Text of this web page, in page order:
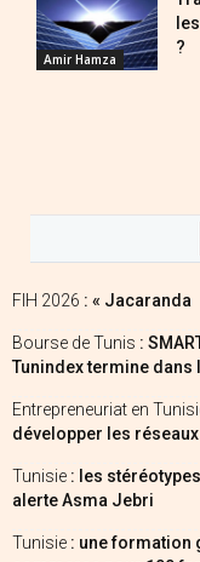
Amir Hamza
?
FIH 2026 : « Jacaranda
Bourse de Tunis :
Tunindex termine dans
Entrepreneuriat en
développer les
Tunisie : les
alerte Asma Jebri
Tunisie : une formation